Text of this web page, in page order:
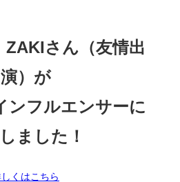
ZAKIさん（友情出
演）が
ンフルエンサーに
ました！
くはこちら